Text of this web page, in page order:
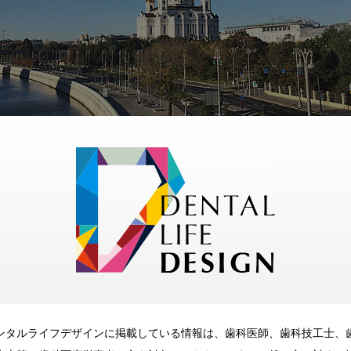
タルライフデザインに掲載している情報は、歯科医師、歯科技工士、